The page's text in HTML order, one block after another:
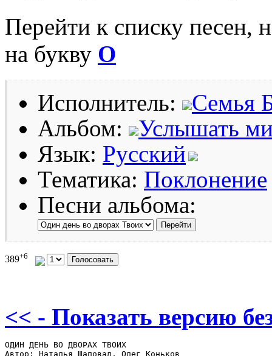
Перейти к списку песен,
на букву О
Исполнитель:
Семья
Альбом:
Услышать
Язык: Русский
Тематика: Поклонение
Песни альбома:
389+6
<< - Показать версию
ОДИН ДЕНЬ ВО ДВОРАХ ТВОИХ
Автор: Наталья Шаповал, Олег Коньков